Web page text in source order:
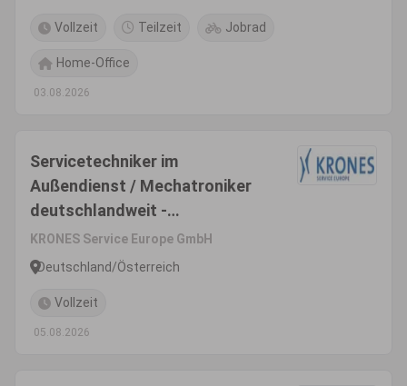
Vollzeit Teilzeit Jobrad
Home-Office
03.08.2026
Servicetechniker im
Außendienst / Mechatroniker
deutschlandweit -
Inbetriebnahme & Montage
(m/w/d) - Einsatzgebiet
KRONES Service Europe GmbH
Deutschland/Österreich
Vollzeit
05.08.2026